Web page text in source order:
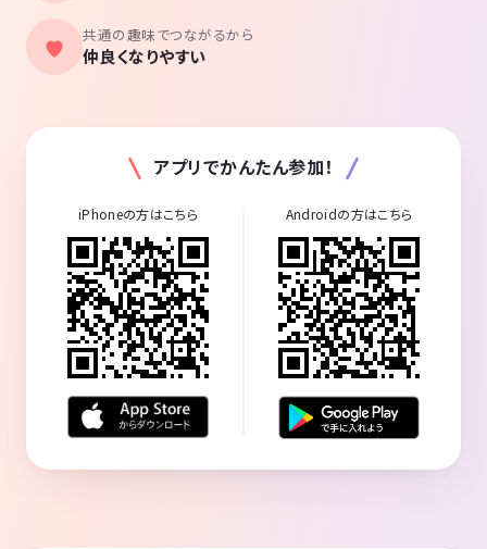
共通の趣味でつながるから
仲良くなりやすい
アプリでかんたん参加！
iPhoneの方はこちら Androidの方はこちら